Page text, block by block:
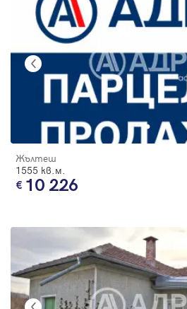
Жълтеш
1555 кв.м.
10 226